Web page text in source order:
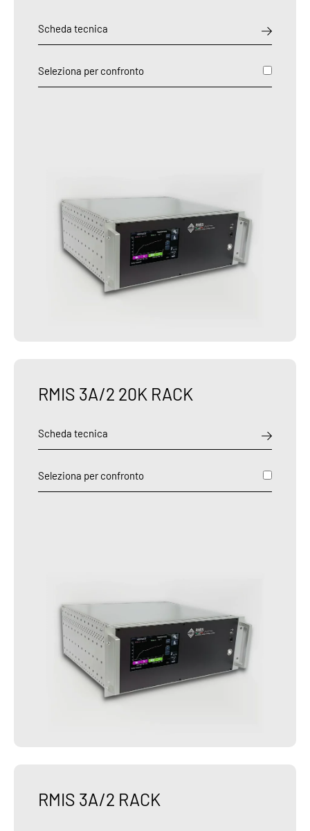
Scheda tecnica
Seleziona per confronto
RMIS 3A/2 20K RACK
Scheda tecnica
Seleziona per confronto
RMIS 3A/2 RACK